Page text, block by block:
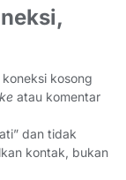
kosong
atau komentar
dan tidak
kontak, bukan